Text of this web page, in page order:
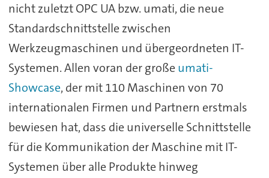
nicht zuletzt OPC UA bzw. umati, die neue
Standardschnittstelle zwischen
Werkzeugmaschinen und übergeordneten IT-
Systemen. Allen voran der große umati-
Showcase, der mit 110 Maschinen von 70
internationalen Firmen und Partnern erstmals
bewiesen hat, dass die universelle Schnittstelle
für die Kommunikation der Maschine mit IT-
Systemen über alle Produkte hinweg